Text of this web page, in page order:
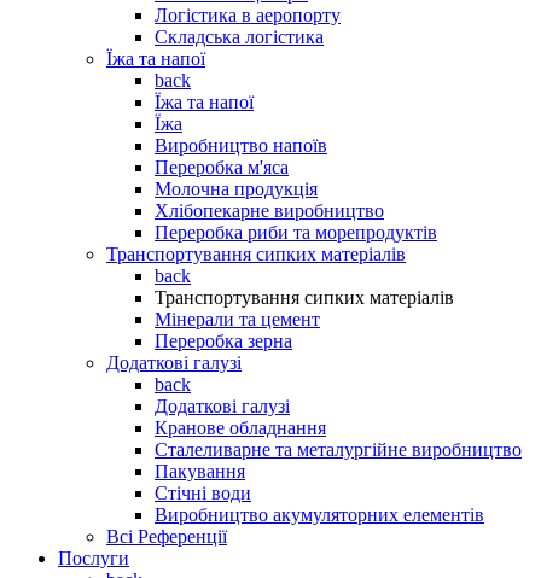
Логістика в аеропорту
Складська логістика
Їжа та напої
back
Їжа та напої
Їжа
Виробництво напоїв
Переробка м'яса
Молочна продукція
Хлібопекарне виробництво
Переробка риби та морепродуктів
Транспортування сипких матеріалів
back
Транспортування сипких матеріалів
Мінерали та цемент
Переробка зерна
Додаткові галузі
back
Додаткові галузі
Кранове обладнання
Сталеливарне та металургійне виробництво
Пакування
Стічні води
Виробництво акумуляторних елементів
Всі Референції
Послуги